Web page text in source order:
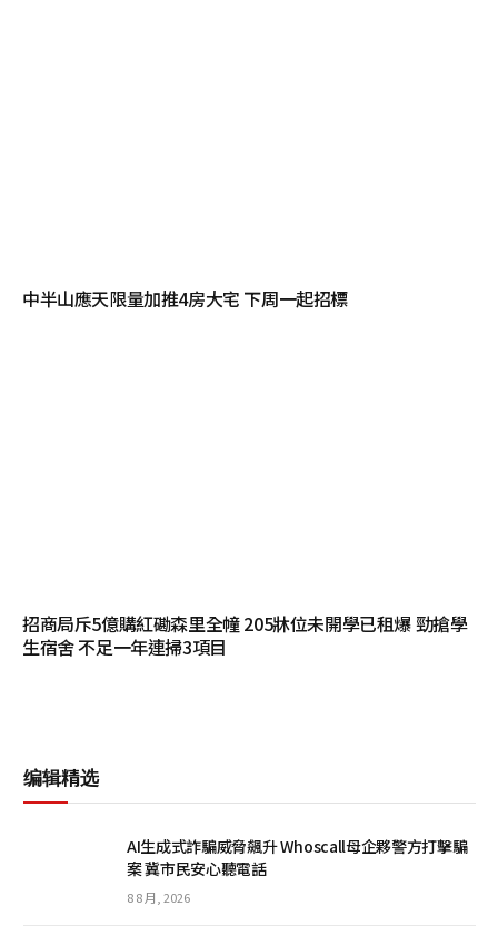
中半山應天限量加推4房大宅 下周一起招標
招商局斥5億購紅磡森里全幢 205牀位未開學已租爆 勁搶學
生宿舍 不足一年連掃3項目
编辑精选
AI生成式詐騙威脅飆升 Whoscall母企夥警方打擊騙
案 冀市民安心聽電話
8 8 月, 2026